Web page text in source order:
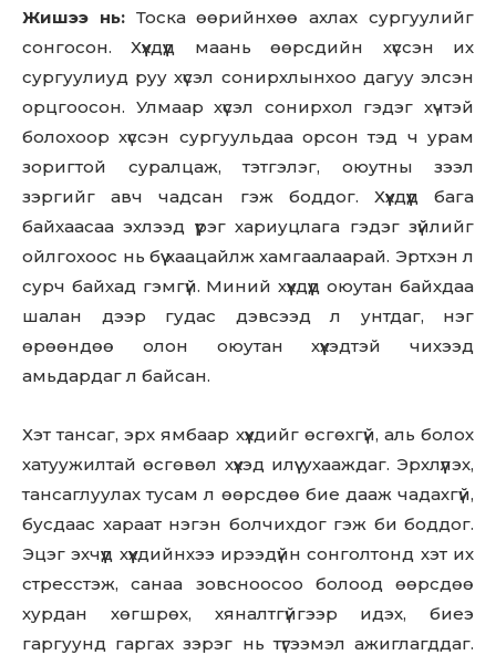
Жишээ нь:Тоска өөрийнхөө ахлах сургуулийг
сонгосон. Хүүхдүүд маань өөрсдийн хүссэн их
сургуулиуд руу хүсэл сонирхлынхоо дагуу элсэн
орцгоосон. Улмаар хүсэл сонирхол гэдэг хүчтэй
болохоор хүссэн сургуульдаа орсон тэд ч урам
зоригтой суралцаж, тэтгэлэг, оюутны зээл
зэргийг авч чадсан гэж боддог. Хүүхдүүд бага
байхаасаа эхлээд үүрэг хариуцлага гэдэг зүйлийг
ойлгохоос нь бүү хаацайлж хамгаалаарай. Эртхэн л
сурч байхад гэмгүй. Миний хүүхдүүд оюутан байхдаа
шалан дээр гудас дэвсээд л унтдаг, нэг
өрөөндөө олон оюутан хүүхэдтэй чихээд
амьдардаг л байсан.
Хэт тансаг, эрх ямбаар хүүхдийг өсгөхгүй, аль болох
хатуужилтай өсгөвөл хүүхэд илүү ухааждаг. Эрхлүүлэх,
тансаглуулах тусам л өөрсдөө бие дааж чадахгүй,
бусдаас хараат нэгэн болчихдог гэж би боддог.
Эцэг эхчүүд хүүхдийнхээ ирээдүйн сонголтонд хэт их
стресстэж, санаа зовсноосоо болоод өөрсдөө
хурдан хөгшрөх, хяналтгүйгээр идэх, биеэ
гаргуунд гаргах зэрэг нь түгээмэл ажиглагддаг.